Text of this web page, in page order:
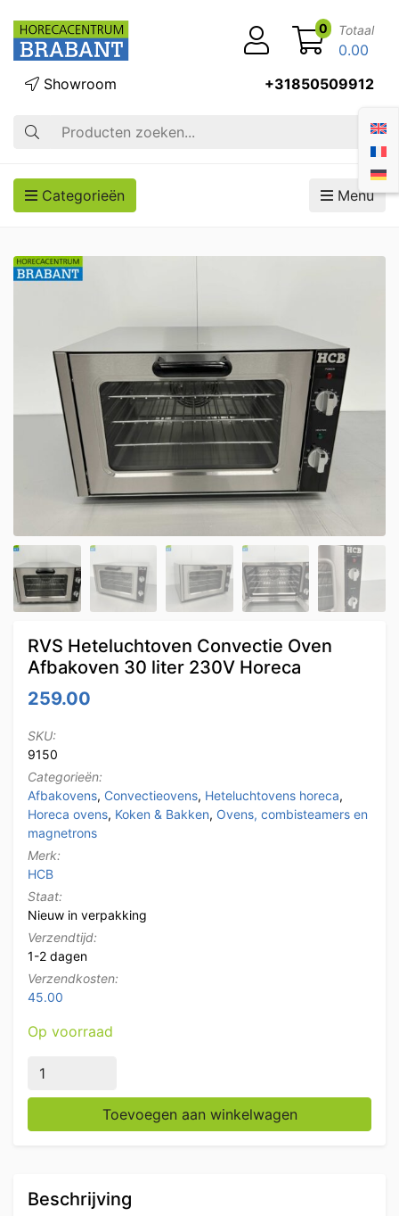
Zoek op
Showroom +31850509912
0 Totaal
0.00
Categorieën Menu
RVS Heteluchtoven Convectie Oven
Afbakoven 30 liter 230V Horeca
259.00
SKU:
9150
Categorieën:
Afbakovens, Convectieovens, Heteluchtovens horeca,
Horeca ovens, Koken & Bakken, Ovens, combisteamers en
magnetrons
Merk:
HCB
Staat:
Nieuw in verpakking
Verzendtijd:
1-2 dagen
Verzendkosten:
45.00
Op voorraad
RVS Heteluchtoven Convectie Oven Afbakoven 30
Toevoegen aan winkelwagen
Beschrijving